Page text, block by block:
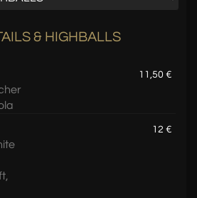
& HIGHBALLS
11,50 €
12 €